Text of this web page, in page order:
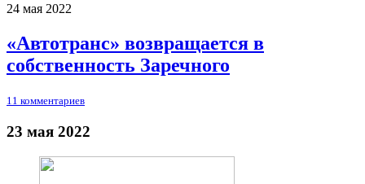
24 мая 2022
«Автотранс» возвращается в
собственность Заречного
11 комментариев
23 мая 2022